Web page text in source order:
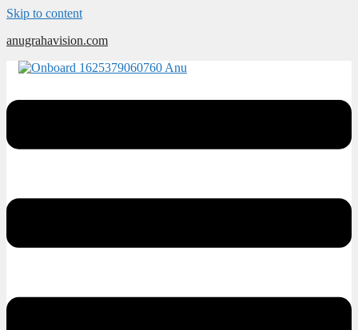
Skip to content
anugrahavision.com